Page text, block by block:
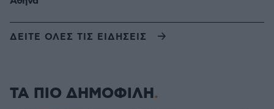
ΔΕΙΤΕ ΟΛΕΣ ΤΙΣ ΕΙΔΗΣΕΙΣ
ΤΑ ΠΙΟ ΔΗΜΟΦΙΛΗ